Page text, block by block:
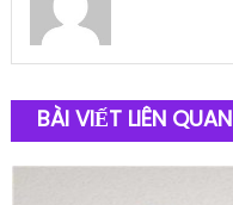
BÀI VIẾT LIÊN QUAN